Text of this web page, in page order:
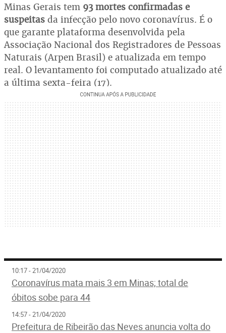
Minas Gerais tem 93 mortes confirmadas e
suspeitas da infecção pelo novo coronavírus. É o
que garante plataforma desenvolvida pela
Associação Nacional dos Registradores de Pessoas
Naturais (Arpen Brasil) e atualizada em tempo
real. O levantamento foi computado atualizado até
a última sexta-feira (17).
10:17 - 21/04/2020
Coronavírus mata mais 3 em Minas; total de
óbitos sobe para 44
14:57 - 21/04/2020
Prefeitura de Ribeirão das Neves anuncia volta do